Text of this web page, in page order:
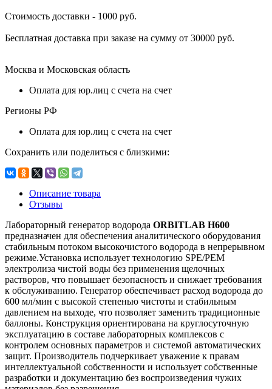
Стоимость доставки - 1000 руб.
Бесплатная доставка при заказе на сумму от 30000 руб.
Москва и Московская область
Оплата для юр.лиц с счета на счет
Регионы РФ
Оплата для юр.лиц с счета на счет
Сохранить или поделиться с близкими:
Описание товара
Отзывы
Лабораторный генератор водорода ORBITLAB H600
предназначен для обеспечения аналитического оборудования
стабильным потоком высокочистого водорода в непрерывном
режиме.Установка использует технологию SPE/PEM
электролиза чистой воды без применения щелочных
растворов, что повышает безопасность и снижает требования
к обслуживанию. Генератор обеспечивает расход водорода до
600 мл/мин с высокой степенью чистоты и стабильным
давлением на выходе, что позволяет заменить традиционные
баллоны. Конструкция ориентирована на круглосуточную
эксплуатацию в составе лабораторных комплексов с
контролем основных параметров и системой автоматических
защит. Производитель подчеркивает уважение к правам
интеллектуальной собственности и использует собственные
разработки и документацию без воспроизведения чужих